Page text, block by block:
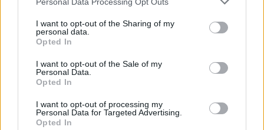
not limited to your visit or usage behaviour. You may click to
grant or deny consent to Google and its third-party tags to
use your data for below specified purposes in below Google
consent section.
I want to opt-out of the Sharing of my
personal data.
Opted In
I want to opt-out of the Sale of my
Personal Data.
Opted In
I want to opt-out of processing my
Personal Data for Targeted Advertising.
Opted In